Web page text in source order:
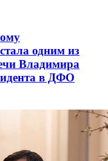
одним из
Владимира
в ДФО